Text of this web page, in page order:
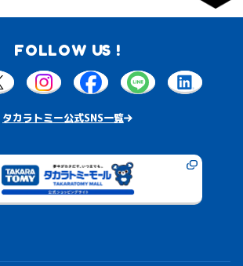
FOLLOW US !
タカラトミー公式SNS一覧